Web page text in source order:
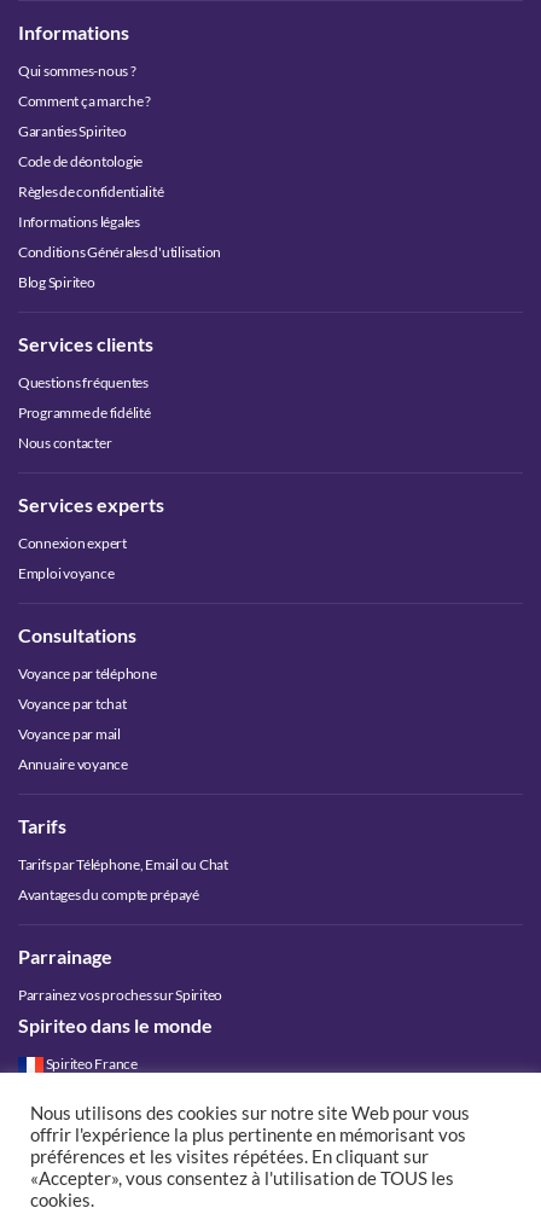
Informations
Qui sommes-nous ?
Comment ça marche ?
Garanties Spiriteo
Code de déontologie
Règles de confidentialité
Informations légales
Conditions Générales d'utilisation
Blog Spiriteo
Services clients
Questions fréquentes
Programme de fidélité
Nous contacter
Services experts
Connexion expert
Emploi voyance
Consultations
Voyance par téléphone
Voyance par tchat
Voyance par mail
Annuaire voyance
Tarifs
Tarifs par Téléphone, Email ou Chat
Avantages du compte prépayé
Parrainage
Parrainez vos proches sur Spiriteo
Spiriteo dans le monde
Spiriteo France
Spiriteo Luxembourg
Spiriteo Suisse
Spiriteo Canada
Nous utilisons des cookies sur notre site Web pour vous
offrir l'expérience la plus pertinente en mémorisant vos
préférences et les visites répétées. En cliquant sur
«Accepter», vous consentez à l'utilisation de TOUS les
cookies.